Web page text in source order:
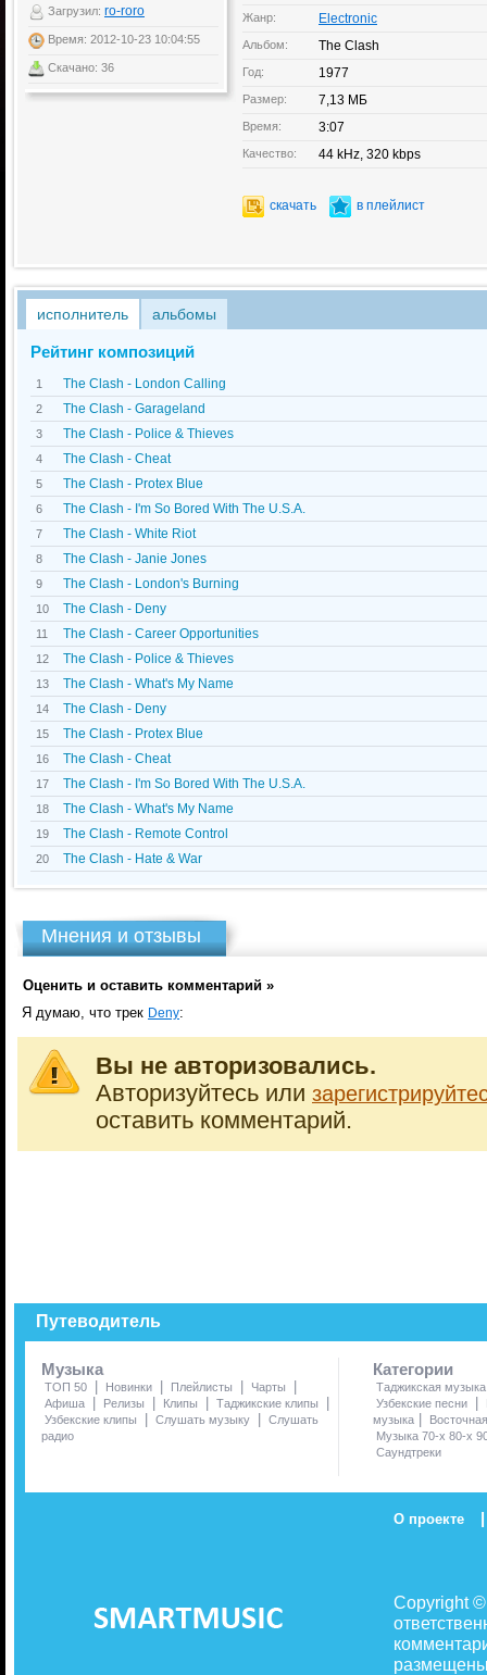
Загрузил: ro-roro
Время: 2012-10-23 10:04:55
Скачано: 36
Жанр: Electronic
Альбом: The Clash
Год: 1977
Размер: 7,13 МБ
Время: 3:07
Качество: 44 kHz, 320 kbps
скачать в плейлист
исполнитель альбомы
Рейтинг композиций
1 The Clash - London Calling
2 The Clash - Garageland
3 The Clash - Police & Thieves
4 The Clash - Cheat
5 The Clash - Protex Blue
6 The Clash - I'm So Bored With The U.S.A.
7 The Clash - White Riot
8 The Clash - Janie Jones
9 The Clash - London's Burning
10 The Clash - Deny
11 The Clash - Career Opportunities
12 The Clash - Police & Thieves
13 The Clash - What's My Name
14 The Clash - Deny
15 The Clash - Protex Blue
16 The Clash - Cheat
17 The Clash - I'm So Bored With The U.S.A.
18 The Clash - What's My Name
19 The Clash - Remote Control
20 The Clash - Hate & War
Мнения и отзывы
Оценить и оставить комментарий »
Я думаю, что трек Deny:
Вы не авторизовались.
Авторизуйтесь или
оставить комментарий.
Путеводитель
Музыка
ТОП 50 | Новинки | Плейлисты | Чарты |
Афиша | Релизы | Клипы | Таджикские клипы |
Узбекские клипы | Слушать музыку | Слушать
радио
Категории
Таджикская музыка
Узбекские песни
|
музыка |
Музыка 70-х 80-х
Саундтреки
О проекте |
Copyright
размещены